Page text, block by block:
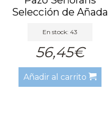
Selección de Añada
En stock: 43
56,45€
Añadir al carrito